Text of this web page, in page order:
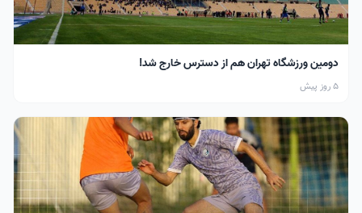
دومین ورزشگاه تهران هم از دسترس خارج شد!
5 روز پیش